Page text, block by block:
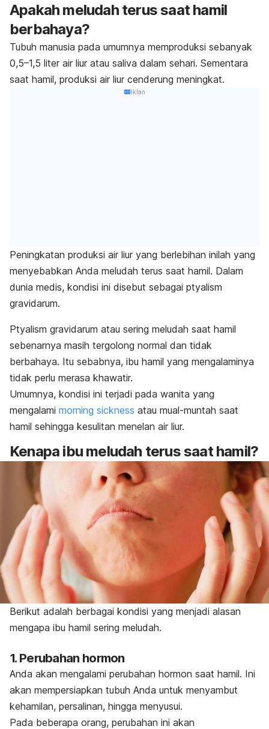
Apakah meludah terus saat hamil
berbahaya?
Tubuh manusia pada umumnya memproduksi sebanyak
0,5–1,5 liter air liur atau saliva dalam sehari. Sementara
saat hamil, produksi air liur cenderung meningkat.
Iklan
Peningkatan produksi air liur yang berlebihan inilah yang
menyebabkan Anda meludah terus saat hamil. Dalam
dunia medis, kondisi ini disebut sebagai ptyalism
gravidarum.
Ptyalism gravidarum atau sering meludah saat hamil
sebenarnya masih tergolong normal dan tidak
berbahaya. Itu sebabnya, ibu hamil yang mengalaminya
tidak perlu merasa khawatir.
Umumnya, kondisi ini terjadi pada wanita yang
mengalami morning sickness atau mual-muntah saat
hamil sehingga kesulitan menelan air liur.
Kenapa ibu meludah terus saat hamil?
Berikut adalah berbagai kondisi yang menjadi alasan
mengapa ibu hamil sering meludah.
1. Perubahan hormon
Anda akan mengalami perubahan hormon saat hamil. Ini
akan mempersiapkan tubuh Anda untuk menyambut
kehamilan, persalinan, hingga menyusui.
Pada beberapa orang, perubahan ini akan